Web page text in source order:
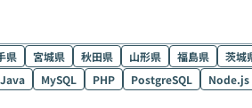
県 宮城県 秋田県 山形県 福島県 茨城
Java MySQL PHP PostgreSQL Node.js